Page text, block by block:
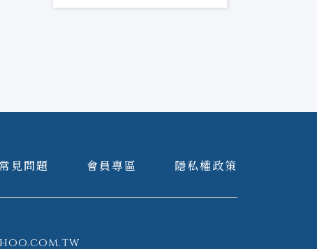
常見問題 會員專區 隱私權政策